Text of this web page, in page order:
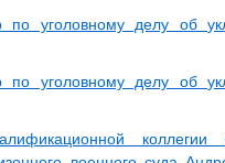
по уголовному делу об
по уголовному делу об